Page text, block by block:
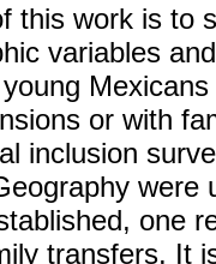
this work is to
variables
or with
inclusion
were
one
transfers. It